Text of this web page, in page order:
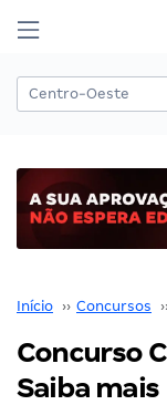
Início ›› Concursos
Concurso
Saiba mais